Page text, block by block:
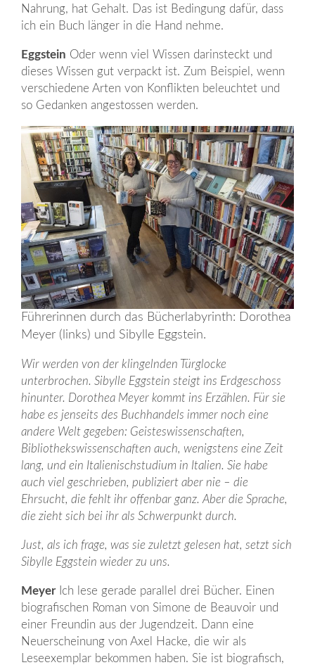
Nahrung, hat Gehalt. Das ist Bedingung dafür, dass
ich ein Buch länger in die Hand nehme.
Eggstein Oder wenn viel Wissen darinsteckt und
dieses Wissen gut verpackt ist. Zum Beispiel, wenn
verschiedene Arten von Konflikten beleuchtet und
so Gedanken angestossen werden.
Führerinnen durch das Bücherlabyrinth: Dorothea
Meyer (links) und Sibylle Eggstein.
Wir werden von der klingelnden Türglocke
unterbrochen. Sibylle Eggstein steigt ins Erdgeschoss
hinunter. Dorothea Meyer kommt ins Erzählen. Für sie
habe es jenseits des Buchhandels immer noch eine
andere Welt gegeben: Geisteswissenschaften,
Bibliothekswissenschaften auch, wenigstens eine Zeit
lang, und ein Italienischstudium in Italien. Sie habe
auch viel geschrieben, publiziert aber nie – die
Ehrsucht, die fehlt ihr offenbar ganz. Aber die Sprache,
die zieht sich bei ihr als Schwerpunkt durch.
Just, als ich frage, was sie zuletzt gelesen hat, setzt sich
Sibylle Eggstein wieder zu uns.
MeyerIch lese gerade parallel drei Bücher. Einen
biografischen Roman von Simone de Beauvoir und
einer Freundin aus der Jugendzeit. Dann eine
Neuerscheinung von Axel Hacke, die wir als
Leseexemplar bekommen haben. Sie ist biografisch,